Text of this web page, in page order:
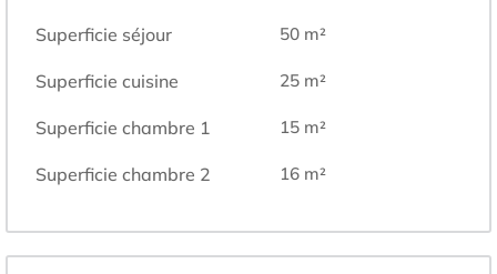
Superficie séjour 50 m²
Superficie cuisine 25 m²
Superficie chambre 1 15 m²
Superficie chambre 2 16 m²